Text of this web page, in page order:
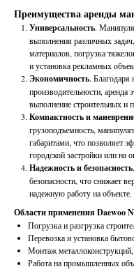
Преимущества аренды
Универсальность.
выполнения различных
материалов, погрузка
и установка рекламных
Экономичность. Благодаря
производительности, аренда
выполнение строительных и
Компактность и
грузоподъемность,
габаритами, что позволяет
городской застройки или на
Надежность и безопасность
безопасности, что снижает
надежную работу на объекте.
Области применения Daewoo
Погрузка и разгрузка
Перевозка и установка
Монтаж
Работа на промышленных